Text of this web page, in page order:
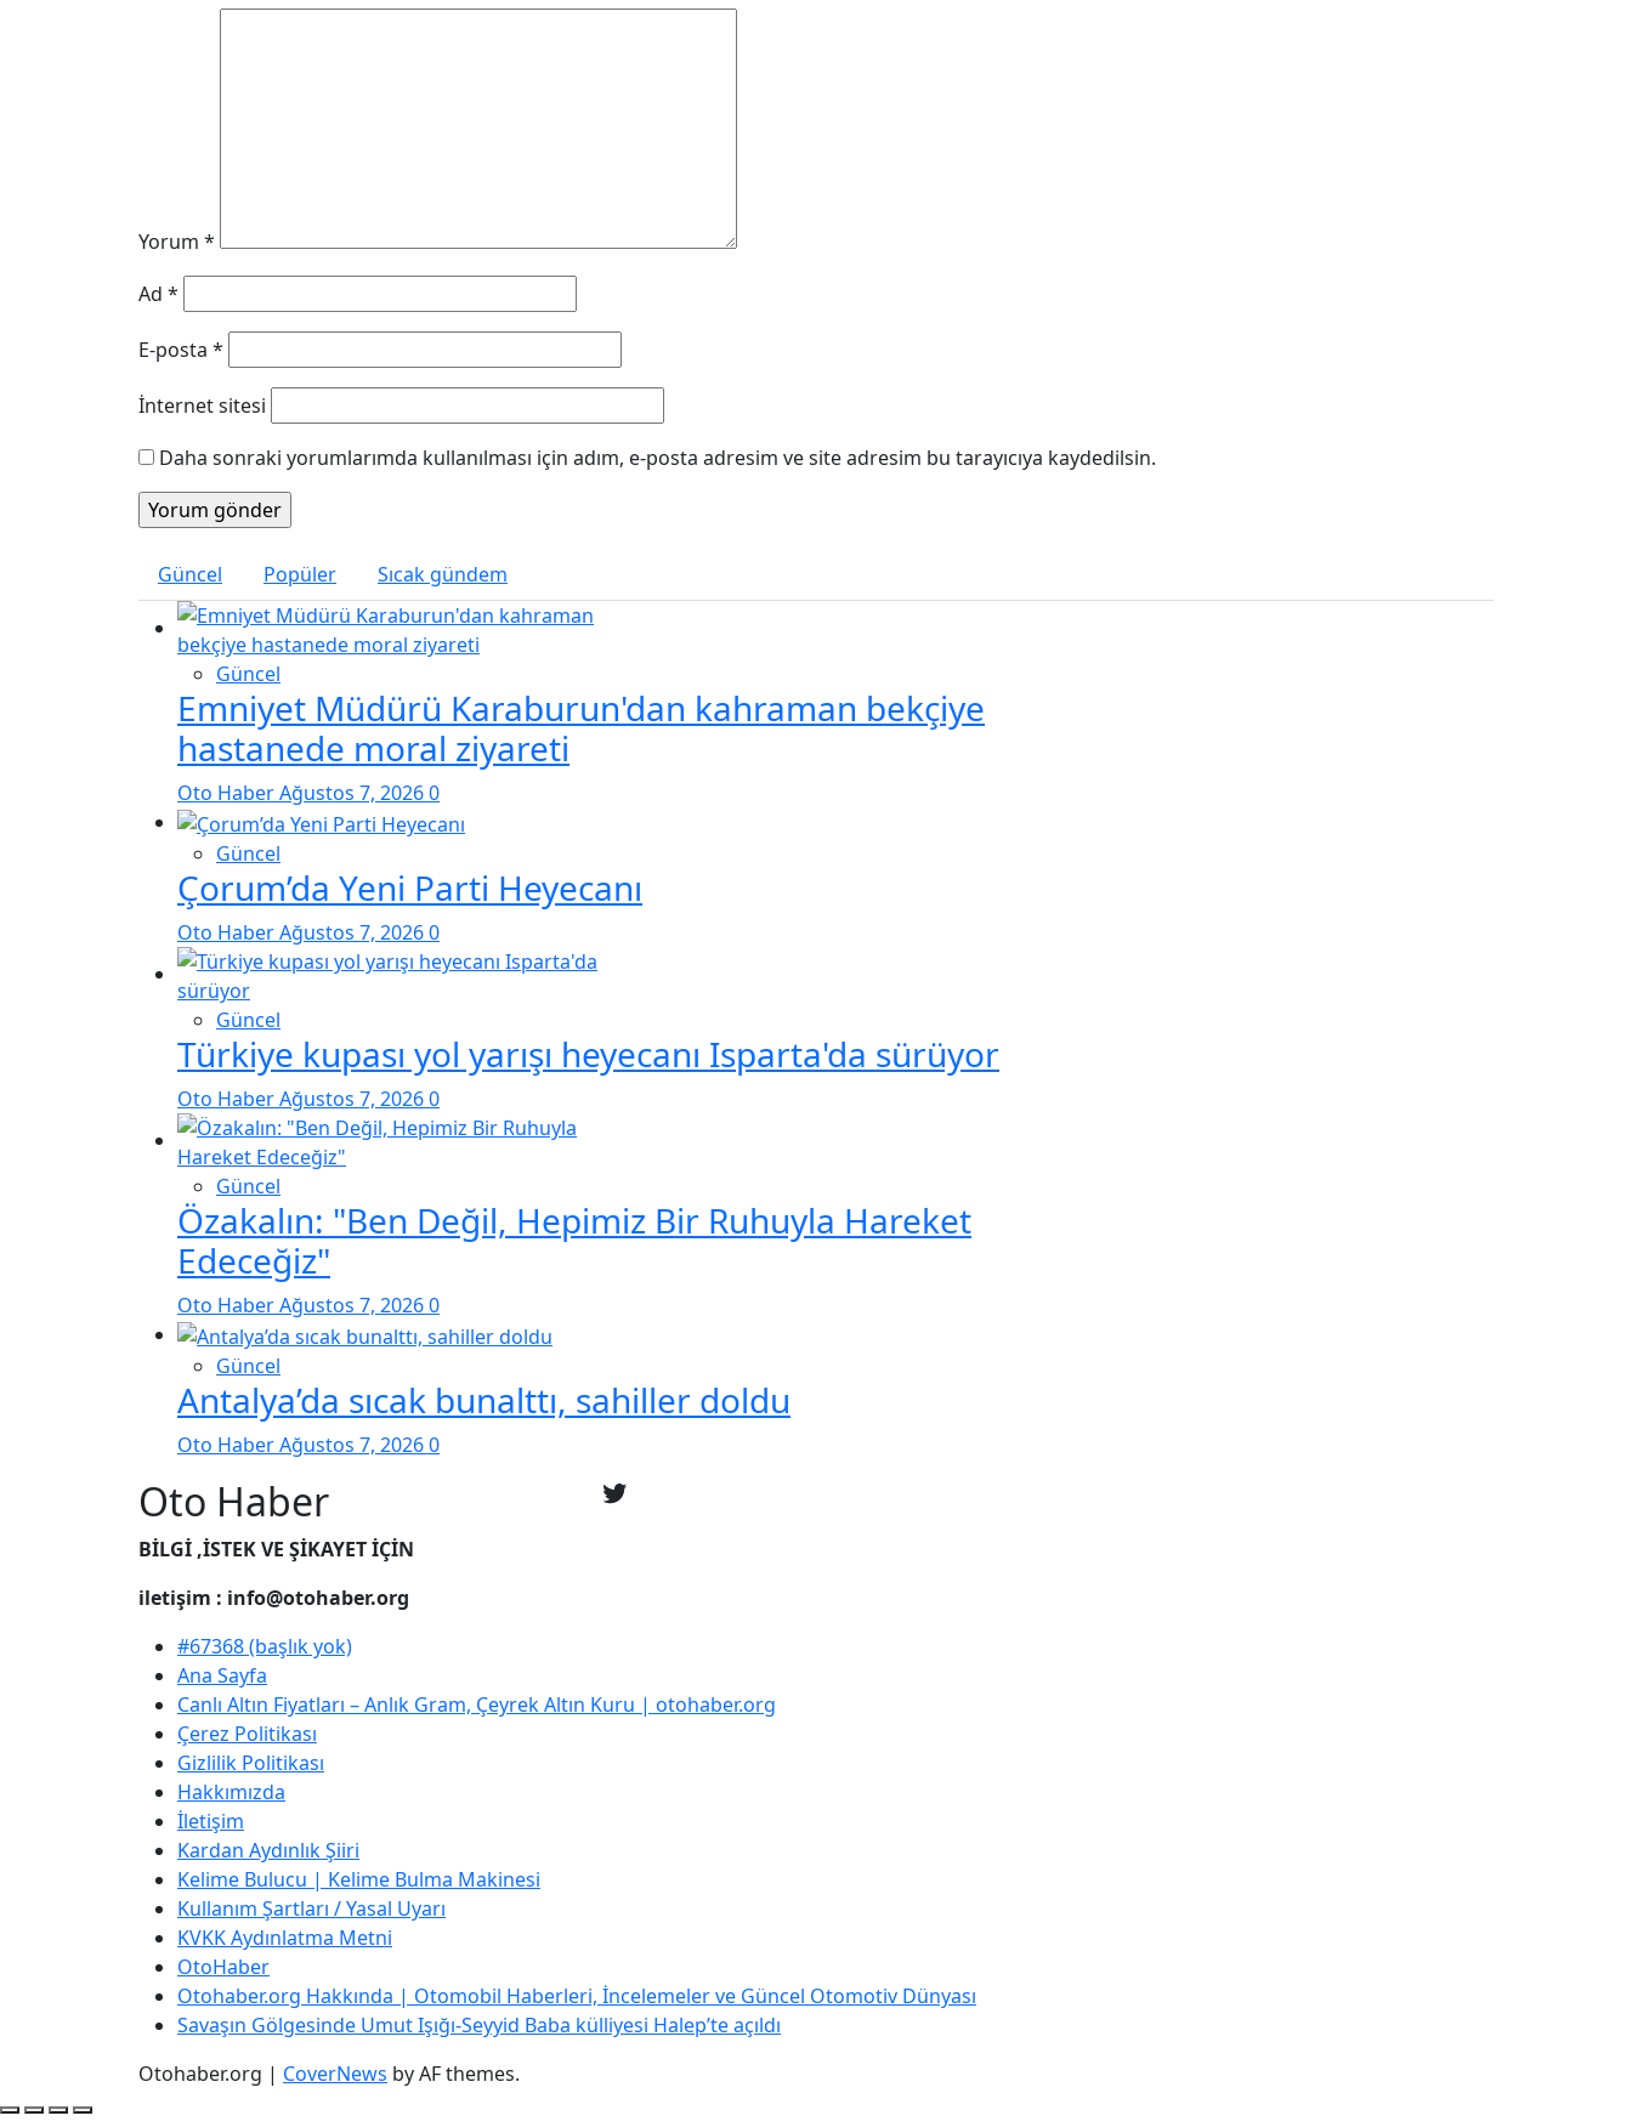
Yorum *
Ad *
E-posta *
İnternet sitesi
Daha sonraki yorumlarımda kullanılması için adım, e-posta adresim ve site adresim bu tarayıcıya kaydedilsin.
Güncel Popüler Sıcak gündem
Güncel
Emniyet Müdürü Karaburun'dan kahraman bekçiye
hastanede moral ziyareti
Oto HaberAğustos 7, 20260
Güncel
Çorum’da Yeni Parti Heyecanı
Oto HaberAğustos 7, 20260
Güncel
Türkiye kupası yol yarışı heyecanı Isparta'da sürüyor
Oto HaberAğustos 7, 20260
Güncel
Özakalın: "Ben Değil, Hepimiz Bir Ruhuyla Hareket
Edeceğiz"
Oto HaberAğustos 7, 20260
Güncel
Antalya’da sıcak bunalttı, sahiller doldu
Oto HaberAğustos 7, 20260
Oto Haber
BİLGİ ,İSTEK VE ŞİKAYET İÇİN
iletişim : info@otohaber.org
#67368 (başlık yok)
Ana Sayfa
Canlı Altın Fiyatları – Anlık Gram, Çeyrek Altın Kuru | otohaber.org
Çerez Politikası
Gizlilik Politikası
Hakkımızda
İletişim
Kardan Aydınlık Şiiri
Kelime Bulucu | Kelime Bulma Makinesi
Kullanım Şartları / Yasal Uyarı
KVKK Aydınlatma Metni
OtoHaber
Otohaber.org Hakkında | Otomobil Haberleri, İncelemeler ve Güncel Otomotiv Dünyası
Savaşın Gölgesinde Umut Işığı-Seyyid Baba külliyesi Halep’te açıldı
Otohaber.org | CoverNews by AF themes.